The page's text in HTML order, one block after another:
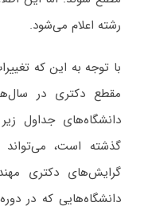
رشته اعلام می‌شود.
با توجه به این که
مقطع دکتری در
دانشگاه‌های جداول
گذشته است، می‌تواند
گرایش‌های دکتری
دانشگاه‌هایی که در